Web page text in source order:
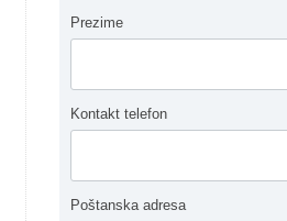
Prezime
Kontakt telefon
Poštanska adresa